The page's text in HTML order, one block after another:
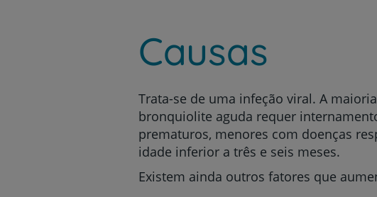
Causas
Trata-se de uma infeção viral. A
bronquiolite aguda requer
prematuros, menores com doenças
idade inferior a três e seis meses.
Existem ainda outros fatores que